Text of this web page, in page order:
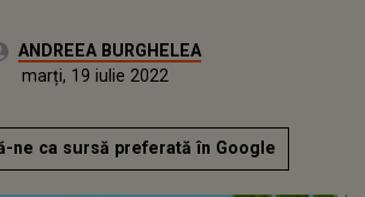
ANDREEA BURGHELEA
Actualizat:
marți, 19 iulie 2022
ne ca sursă preferată în Google